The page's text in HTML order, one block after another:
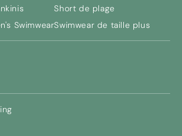
Swimwear
Short de plage
Swimwear de taille plus